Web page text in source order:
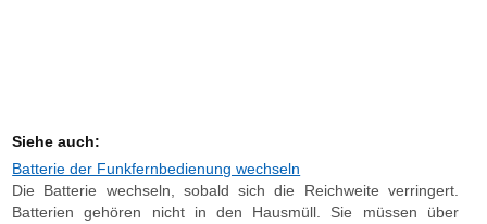
Siehe auch:
Batterie der Funkfernbedienung wechseln
Die Batterie wechseln, sobald sich die Reichweite verringert.
Batterien gehören nicht in den Hausmüll. Sie müssen über